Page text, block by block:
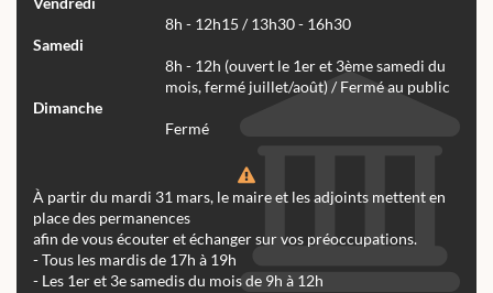
Vendredi
8h - 12h15 / 13h30 - 16h30
Samedi
8h - 12h (ouvert le 1er et 3ème samedi du
mois, fermé juillet/août) / Fermé au public
Dimanche
Fermé
À partir du mardi 31 mars, le maire et les adjoints mettent en
place des permanences
afin de vous écouter et échanger sur vos préoccupations.
- Tous les mardis de 17h à 19h
- Les 1er et 3e samedis du mois de 9h à 12h